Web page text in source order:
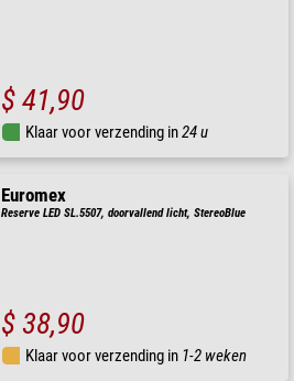
$ 41,90
Klaar voor verzending in24 u
Euromex
Reserve LED SL.5507, doorvallend licht, StereoBlue
$ 38,90
Klaar voor verzending in 1-2 weken